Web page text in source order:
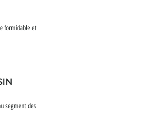
formidable et
segment des